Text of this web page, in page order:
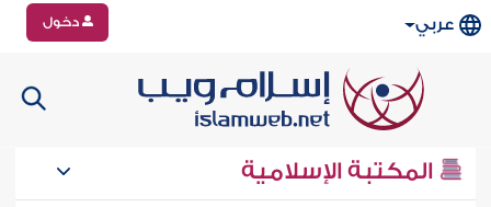
عربي دخول
المكتبة الإسلامية